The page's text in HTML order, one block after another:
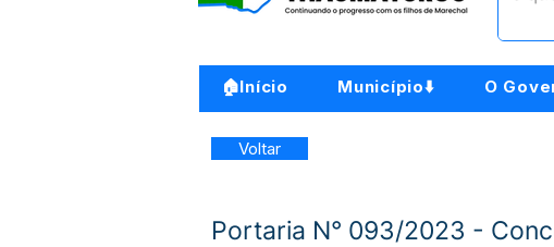
🏠Início Município⬇️ O
Voltar
Portaria N° 093/2023 -